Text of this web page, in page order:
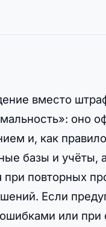
вместо
оно
и, как
базы и учёты,
при повторных
Если
или при